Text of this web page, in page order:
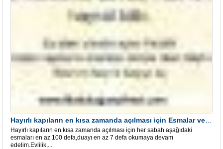
Hayırlı kapıların en kısa zamanda açılması için her sabah aşağıdaki
esmaları en az 100 defa,duayı en az 7 defa okumaya devam
edelim.Evlilik,...